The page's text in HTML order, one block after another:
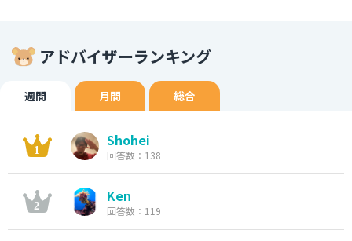
アドバイザーランキング
週間 月間 総合
Shohei
回答数：138
Ken
回答数：119